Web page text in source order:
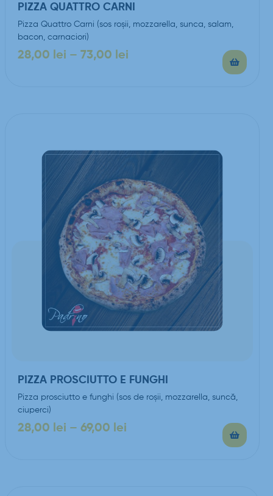
PIZZA QUATTRO CARNI
Pizza Quattro Carni (sos roşii, mozzarella, sunca, salam,
bacon, carnaciori)
28,00 lei – 73,00 lei
PIZZA PROSCIUTTO E FUNGHI
Pizza prosciutto e funghi (sos de roşii, mozzarella, suncă,
ciuperci)
28,00 lei – 69,00 lei